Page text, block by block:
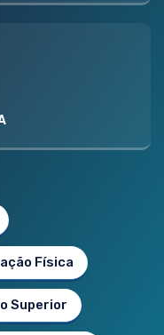
Física
Superior